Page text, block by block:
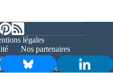
légales
Nos partenaires
Journal Web